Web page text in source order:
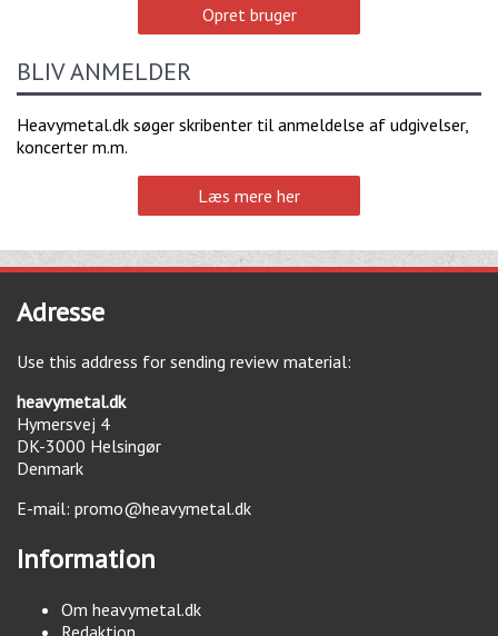
Opret bruger
BLIV ANMELDER
Heavymetal.dk søger skribenter til anmeldelse af udgivelser,
koncerter m.m.
Læs mere her
Adresse
Use this address for sending review material:
heavymetal.dk
Hymersvej 4
DK-3000 Helsingør
Denmark
E-mail: promo@heavymetal.dk
Information
Om heavymetal.dk